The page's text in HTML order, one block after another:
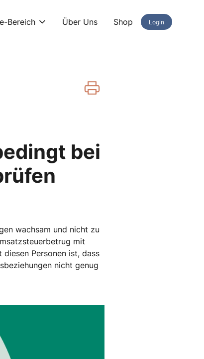
Bereich Über Uns Shop Login
bei
wachsam und nicht zu
mit
Personen ist, dass
nicht genug